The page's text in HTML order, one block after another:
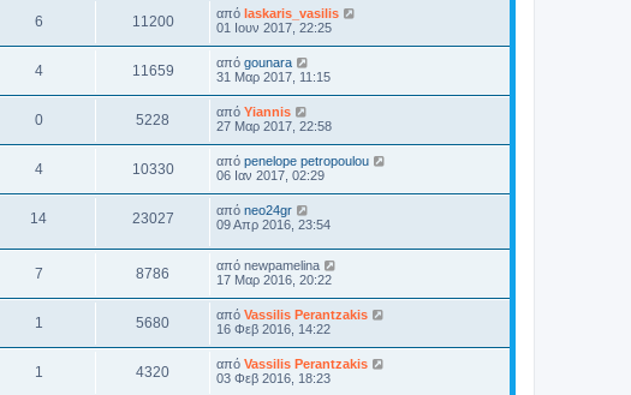
6 11200 από laskaris_vasilis
01 Ιουν 2017, 22:25
4 11659 από gounara
31 Μαρ 2017, 11:15
0 5228 από Yiannis
27 Μαρ 2017, 22:58
4 10330 από penelope petropoulou
06 Ιαν 2017, 02:29
14 23027 από neo24gr
09 Απρ 2016, 23:54
7 8786 από newpamelina
17 Μαρ 2016, 20:22
1 5680 από Vassilis Perantzakis
16 Φεβ 2016, 14:22
1 4320 από Vassilis Perantzakis
03 Φεβ 2016, 18:23